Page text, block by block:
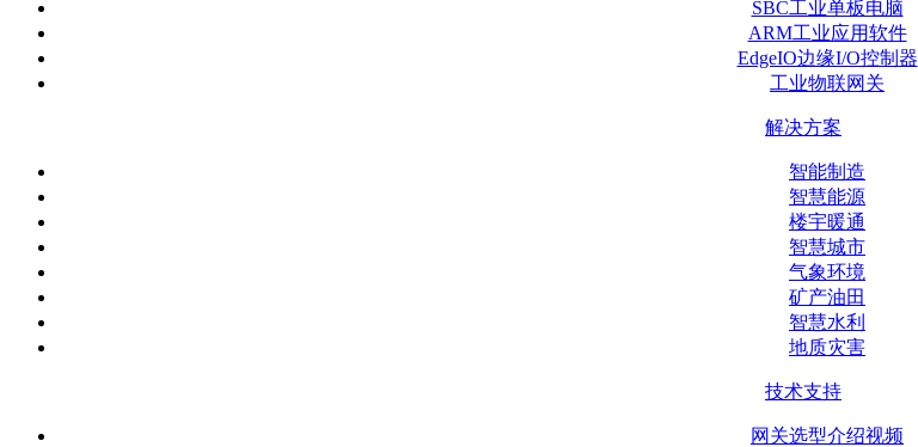
SBC工业单板电脑
ARM工业应用软件
EdgeIO边缘I/O控制器
工业物联网关
解决方案
智能制造
智慧能源
楼宇暖通
智慧城市
气象环境
矿产油田
智慧水利
地质灾害
技术支持
网关选型介绍视频